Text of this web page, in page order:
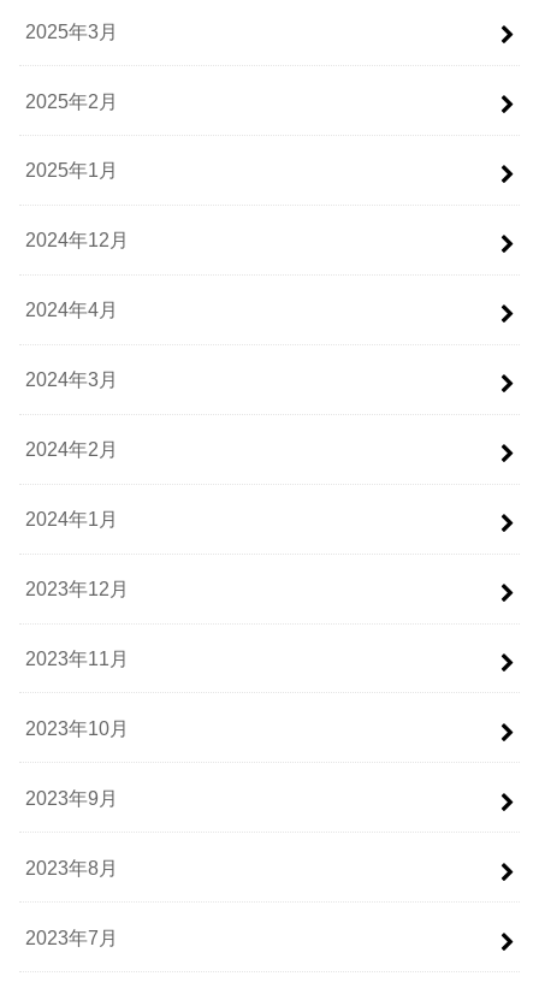
2025年3月
2025年2月
2025年1月
2024年12月
2024年4月
2024年3月
2024年2月
2024年1月
2023年12月
2023年11月
2023年10月
2023年9月
2023年8月
2023年7月